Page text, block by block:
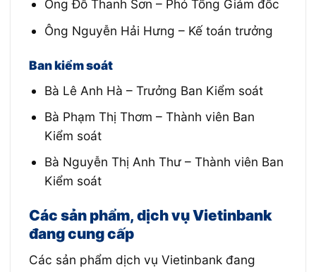
Ông Đỗ Thanh Sơn – Phó Tổng Giám đốc
Ông Nguyễn Hải Hưng – Kế toán trưởng
Ban kiểm soát
Bà Lê Anh Hà – Trưởng Ban Kiểm soát
Bà Phạm Thị Thơm – Thành viên Ban
Kiểm soát
Bà Nguyễn Thị Anh Thư – Thành viên Ban
Kiểm soát
Các sản phẩm, dịch vụ Vietinbank
đang cung cấp
Các sản phẩm dịch vụ Vietinbank đang